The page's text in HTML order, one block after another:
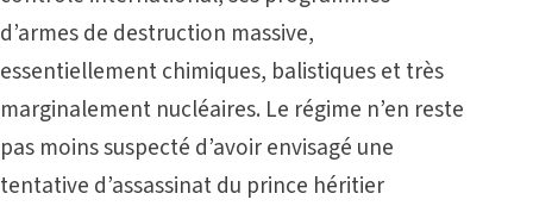
d’armes de destruction massive,
essentiellement chimiques, balistiques et très
marginalement nucléaires. Le régime n’en reste
pas moins suspecté d’avoir envisagé une
tentative d’assassinat du prince héritier